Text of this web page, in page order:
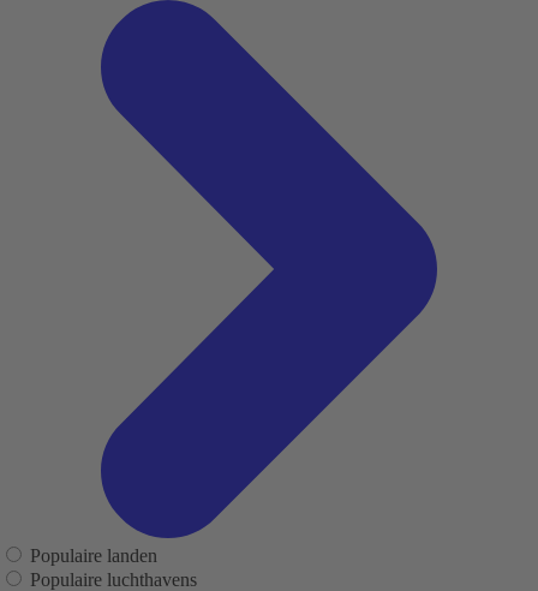
Populaire landen
Populaire luchthavens